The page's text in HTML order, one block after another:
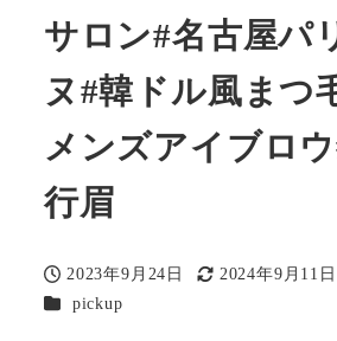
サロン#名古屋パ
ヌ#韓ドル風まつ
メンズアイブロ
行眉
投稿日
2023年9月24日
更新日
2024年9月11日
カテゴリー
pickup